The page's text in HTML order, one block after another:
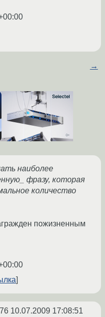
→
наиболее
фразу, которая
количество
пожизненным
10.07.2009 17:08:51